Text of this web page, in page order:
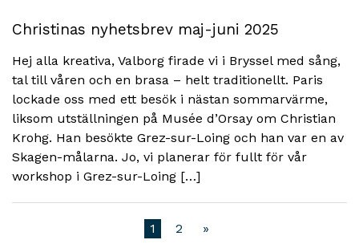
Christinas nyhetsbrev maj-juni 2025
Hej alla kreativa, Valborg firade vi i Bryssel med sång,
tal till våren och en brasa – helt traditionellt. Paris
lockade oss med ett besök i nästan sommarvärme,
liksom utställningen på Musée d’Orsay om Christian
Krohg. Han besökte Grez-sur-Loing och han var en av
Skagen-målarna. Jo, vi planerar för fullt för vår
workshop i Grez-sur-Loing […]
1 2 »